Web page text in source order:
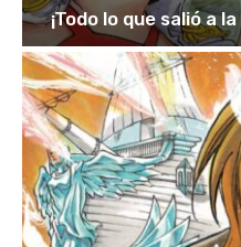
¡Todo lo que salió a